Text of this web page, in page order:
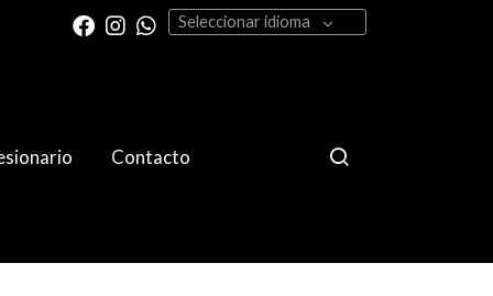
Seleccionar idioma
Contacto